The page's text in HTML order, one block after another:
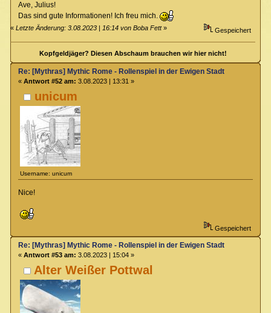
Ave, Julius!
Das sind gute Informationen! Ich freu mich.
«Letzte Änderung: 3.08.2023 | 16:14 von Boba Fett» Gespeichert
Kopfgeldjäger? Diesen Abschaum brauchen wir hier nicht!
unicum
Username: unicum
Re: [Mythras] Mythic Rome - Rollenspiel in der Ewigen Stadt
« Antwort #52 am: 3.08.2023 | 13:31 »
Nice!
Gespeichert
Alter Weißer Pottwal
Re: [Mythras] Mythic Rome - Rollenspiel in der Ewigen Stadt
« Antwort #53 am: 3.08.2023 | 15:04 »